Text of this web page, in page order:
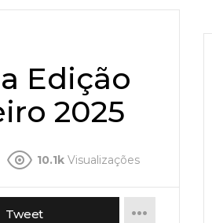
Edição
2025
10.1k Visualizações
Tweet